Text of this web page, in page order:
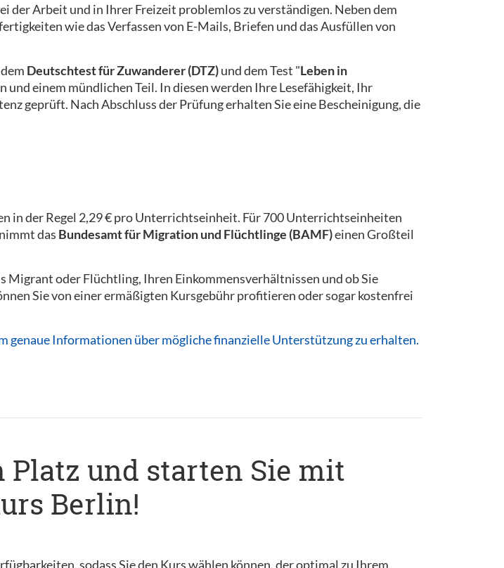
der Arbeit und in Ihrer Freizeit problemlos zu verständigen. Neben dem
wie das Verfassen von E-Mails, Briefen und das Ausfüllen von
Deutschtest für Zuwanderer (DTZ)und dem Test "Leben in
und einem mündlichen Teil. In diesen werden Ihre Lesefähigkeit, Ihr
geprüft. Nach Abschluss der Prüfung erhalten Sie eine Bescheinigung, die
in der Regel 2,29 € pro Unterrichtseinheit. Für 700 Unterrichtseinheiten
das Bundesamt für Migration und Flüchtlinge (BAMF)einen Großteil
oder Flüchtling, Ihren Einkommensverhältnissen und ob Sie
Sie von einer ermäßigten Kursgebühr profitieren oder sogar kostenfrei
genaue Informationen über mögliche finanzielle Unterstützung zu erhalten.
und starten Sie mit
Berlin!
sodass Sie den Kurs wählen können, der optimal zu Ihrem